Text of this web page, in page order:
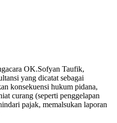
OK.Sofyan Taufik,
yang dicatat sebagai
konsekuensi hukum pidana,
curang (seperti penggelapan
pajak, memalsukan laporan